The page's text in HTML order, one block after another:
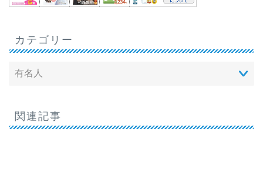
カテゴリー
関連記事